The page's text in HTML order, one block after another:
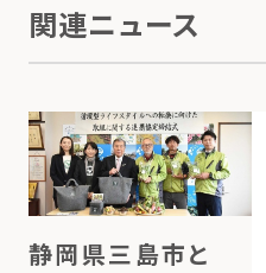
関連ニュース
静岡県三島市と